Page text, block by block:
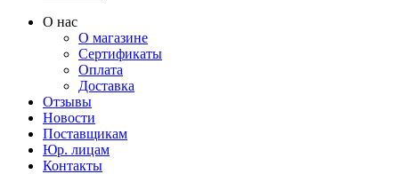
О нас
О магазине
Сертификаты
Оплата
Доставка
Отзывы
Новости
Поставщикам
Юр. лицам
Контакты